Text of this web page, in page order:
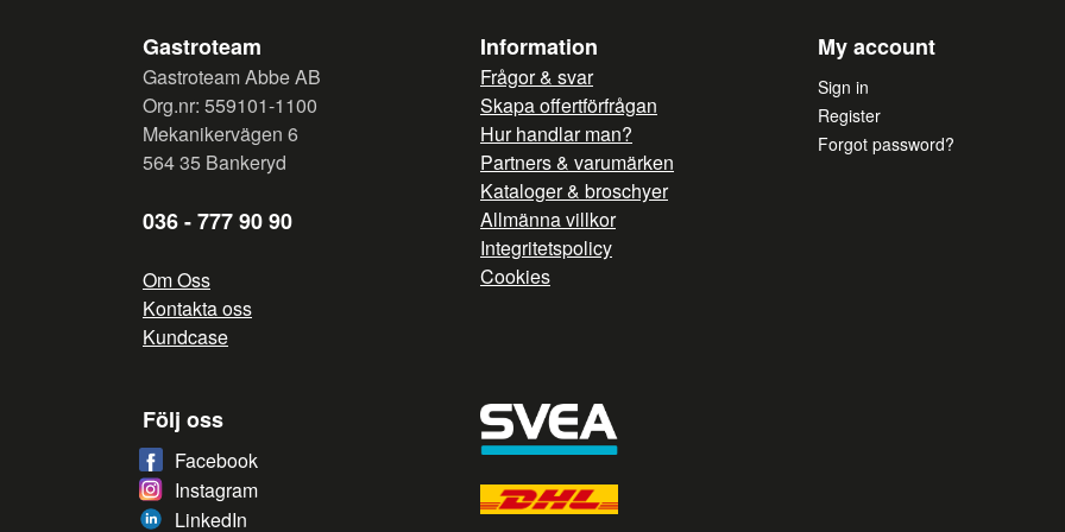
Optimerat ångsystem
Utrustad med
Roterande stickugn
Optimerat luftflöde för
Gastroteam
Gastroteam Abbe AB
Org.nr: 559101-1100
Mekanikervägen 6
564 35 Bankeryd
036 - 777 90 90
Om Oss
Kontakta oss
Kundcase
Information
Frågor & svar
Skapa offertförfrågan
Hur handlar man?
Partners & varumärken
Kataloger & broschyer
Allmänna villkor
Integritetspolicy
Cookies
My account
Sign in
Register
Forgot password?
Följ oss
Facebook
Instagram
LinkedIn